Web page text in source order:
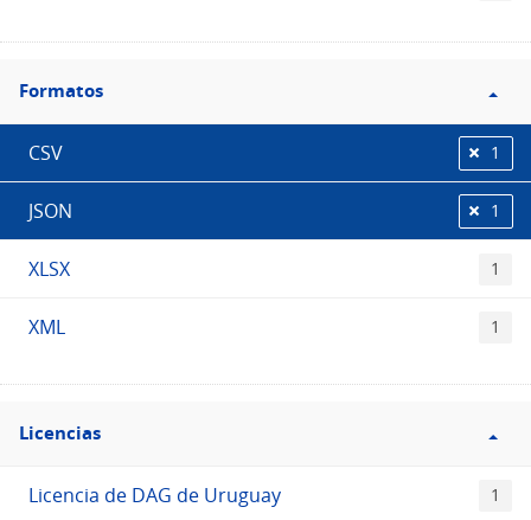
Filtro
Formatos
Formatos
CSV 1
JSON 1
XLSX 1
XML 1
Filtro
Licencias
Licencias
Licencia de DAG de Uruguay 1